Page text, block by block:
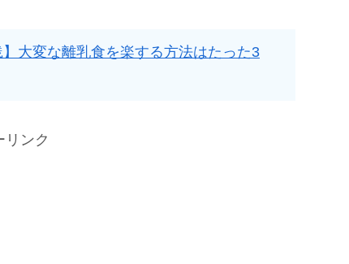
】大変な離乳食を楽する方法はたった3
リンク